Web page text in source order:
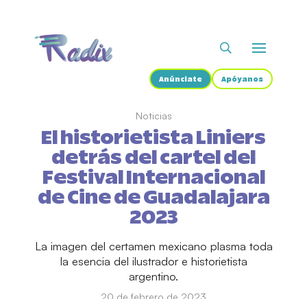
Anúnciate Apóyanos
Noticias
El historietista Liniers
detrás del cartel del
Festival Internacional
de Cine de Guadalajara
2023
La imagen del certamen mexicano plasma toda
la esencia del ilustrador e historietista
argentino.
20 de febrero de 2023